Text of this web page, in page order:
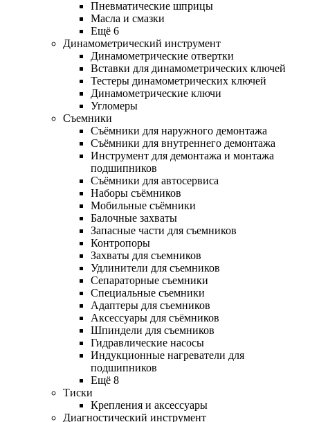
Пневматические шприцы
Масла и смазки
Ещё 6
Динамометрический инструмент
Динамометрические отвертки
Вставки для динамометрических ключей
Тестеры динамометрических ключей
Динамометрические ключи
Угломеры
Съемники
Съёмники для наружного демонтажа
Съёмники для внутреннего демонтажа
Инструмент для демонтажа и монтажа
подшипников
Съёмники для автосервиса
Наборы съёмников
Мобильные съёмники
Балочные захваты
Запасные части для съемников
Контропоры
Захваты для съемников
Удлинители для съемников
Сепараторные съемники
Специальные съемники
Адаптеры для съемников
Аксессуары для съёмников
Шпиндели для съемников
Гидравлические насосы
Индукционные нагреватели для
подшипников
Ещё 8
Тиски
Крепления и аксессуары
Диагностический инструмент